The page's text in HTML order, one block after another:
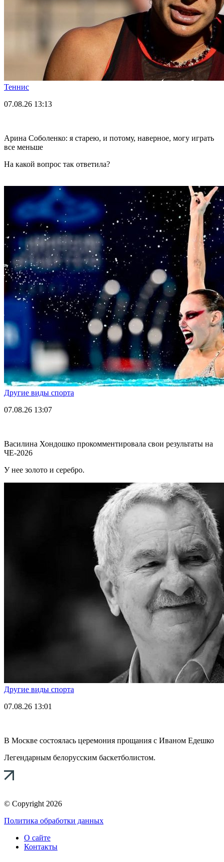
Теннис
07.08.26 13:13
Арина Соболенко: я старею, и потому, наверное, могу играть
все меньше
На какой вопрос так ответила?
Другие виды спорта
07.08.26 13:07
Василина Хондошко прокомментировала свои результаты на
ЧЕ-2026
У нее золото и серебро.
Другие виды спорта
07.08.26 13:01
В Москве состоялась церемония прощания с Иваном Едешко
Легендарным белорусским баскетболистом.
© Copyright 2026
Политика обработки данных
О сайте
Контакты